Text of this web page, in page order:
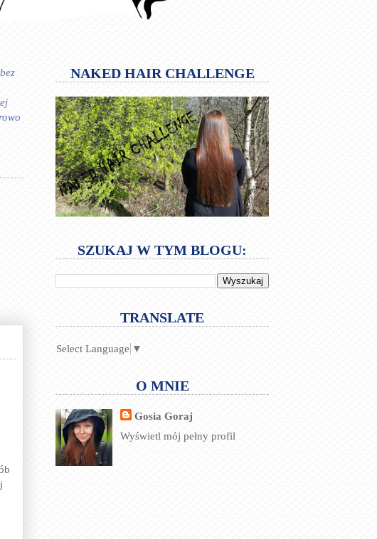
NAKED HAIR CHALLENGE
SZUKAJ W TYM BLOGU:
TRANSLATE
Select Language ▼
O MNIE
Gosia Goraj
Wyświetl mój pełny profil